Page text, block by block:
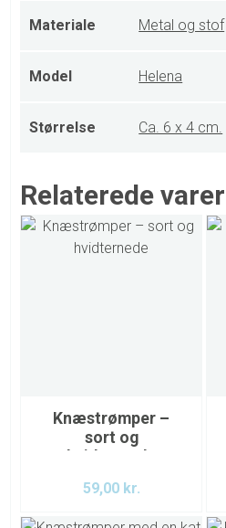
Materiale Metal og stof
Model Helena
Størrelse Ca. 6 x 4 cm.
Relaterede varer
Knæstrømper –
sort og
59,00 kr.